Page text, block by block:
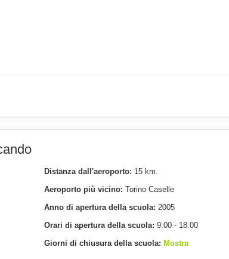
Distanza dall'aeroporto: 15 km.
Aeroporto più vicino: Torino Caselle
Anno di apertura della scuola: 2005
Orari di apertura della scuola: 9:00 - 18:00
Giorni di chiusura della scuola: Mostra